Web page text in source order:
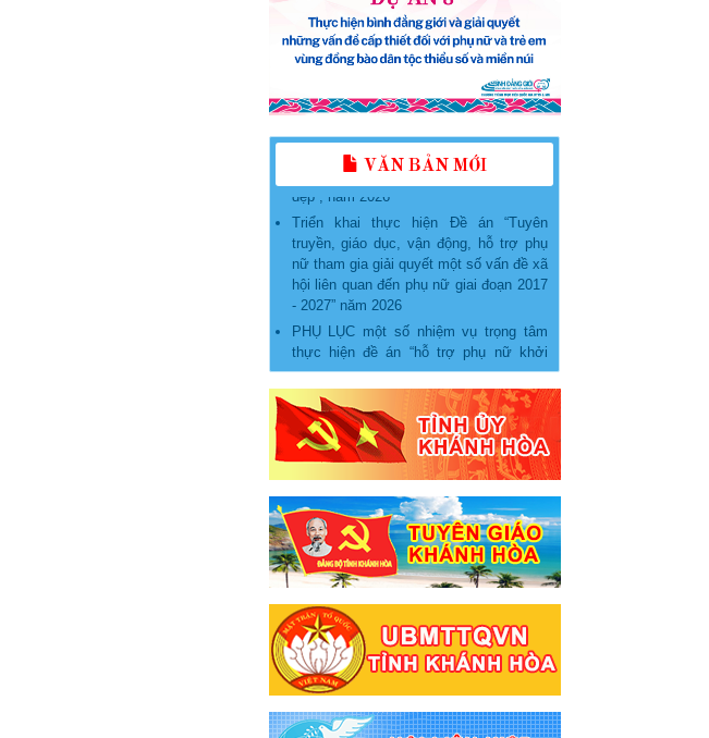
VĂN BẢN MỚI
KẾ HOẠCH Tổ chức các hoạt động
phát triển, nâng cấp, duy trì và vận hành
Ứng dụng “Phụ nữ Việt Nam” năm 2026
Kế hoạch tổ chức Lễ phát động “Phụ nữ
trường, vì một Việt Nam xanh - sạch -
đẹp”, năm 2026
Triển khai thực hiện Đề án “Tuyên
truyền, giáo dục, vận động, hỗ trợ phụ
nữ tham gia giải quyết một số vấn đề xã
hội liên quan đến phụ nữ giai đoạn 2017
- 2027” năm 2026
PHỤ LỤC một số nhiệm vụ trọng tâm
thực hiện đề án “hỗ trợ phụ nữ khởi
nghiệp giai đoạn 2026 - 2035” trên địa
Kế hoạch thực hiện Đề án “Hỗ trợ phụ
nữ khởi nghiệp giai đoạn 2026 – 2035”
trên địa bàn tỉnh Khánh Hòa
Hướng dẫn Tuyên truyền Quý II năm
2026
Hướng dẫn Tuyên truyền Quý II năm
2026
lịch tiếp Công dân của Hội Liên hiệp Phụ
nữ tỉnh Khánh Hòa
hành chính cấp xã của tỉnh Khánh Hòa
năm 2025
Thông báo lịch tiếp công dân tháng
6.2025